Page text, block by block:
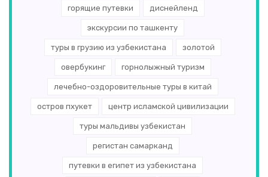
горящие путевки диснейленд
экскурсии по ташкенту
туры в грузию из узбекистана золотой
овербукинг горнолыжный туризм
лечебно-оздоровительные туры в китай
остров пхукет центр исламской цивилизации
туры мальдивы узбекистан
регистан самарканд
путевки в египет из узбекистана